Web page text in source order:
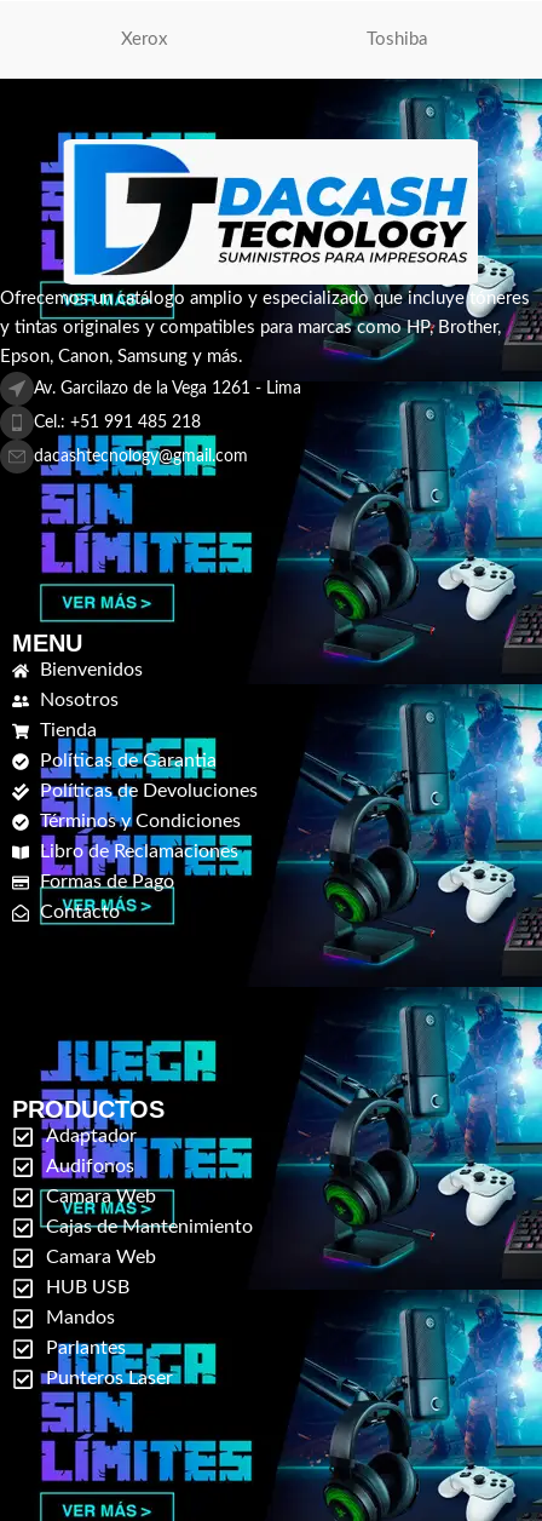
Xerox Toshiba
Ofrecemos un catálogo amplio y especializado que incluye tóneres
y tintas originales y compatibles para marcas como HP, Brother,
Epson, Canon, Samsung y más.
Av. Garcilazo de la Vega 1261 - Lima
Cel.: +51 991 485 218
dacashtecnology@gmail.com
MENU
Bienvenidos
Nosotros
Tienda
Políticas de Garantia
Políticas de Devoluciones
Términos y Condiciones
Libro de Reclamaciones
Formas de Pago
Contacto
PRODUCTOS
Adaptador
Audifonos
Camara Web
Cajas de Mantenimiento
Camara Web
HUB USB
Mandos
Parlantes
Punteros Laser